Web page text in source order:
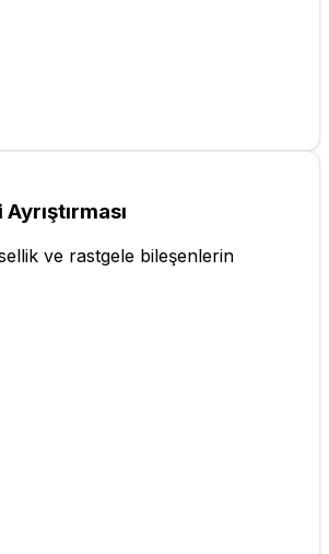
ve rastgele bileşenlerin